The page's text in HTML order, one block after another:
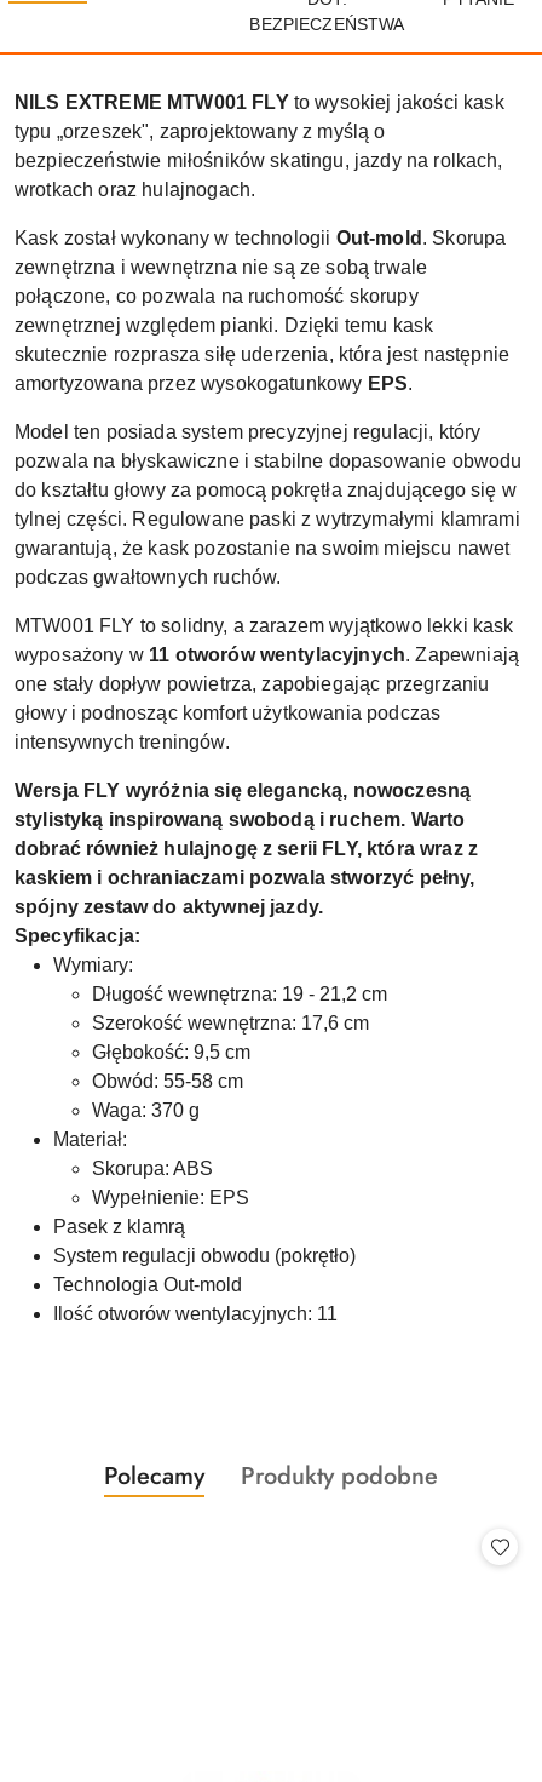
BEZPIECZEŃSTWA
NILS EXTREME MTW001 FLY to wysokiej jakości kask
typu „orzeszek", zaprojektowany z myślą o
bezpieczeństwie miłośników skatingu, jazdy na rolkach,
wrotkach oraz hulajnogach.
Kask został wykonany w technologii Out-mold . Skorupa
zewnętrzna i wewnętrzna nie są ze sobą trwale
połączone, co pozwala na ruchomość skorupy
zewnętrznej względem pianki. Dzięki temu kask
skutecznie rozprasza siłę uderzenia, która jest następnie
amortyzowana przez wysokogatunkowy EPS.
Model ten posiada system precyzyjnej regulacji, który
pozwala na błyskawiczne i stabilne dopasowanie obwodu
do kształtu głowy za pomocą pokrętła znajdującego się w
tylnej części. Regulowane paski z wytrzymałymi klamrami
gwarantują, że kask pozostanie na swoim miejscu nawet
podczas gwałtownych ruchów.
MTW001 FLY to solidny, a zarazem wyjątkowo lekki kask
wyposażony w 11 otworów wentylacyjnych. Zapewniają
one stały dopływ powietrza, zapobiegając przegrzaniu
głowy i podnosząc komfort użytkowania podczas
intensywnych treningów.
Wersja FLY wyróżnia się elegancką, nowoczesną
stylistyką inspirowaną swobodą i ruchem. Warto
dobrać również hulajnogę z serii FLY, która wraz z
kaskiem i ochraniaczami pozwala stworzyć pełny,
spójny zestaw do aktywnej jazdy.
Specyfikacja:
Wymiary:
Długość wewnętrzna: 19 - 21,2 cm
Szerokość wewnętrzna: 17,6 cm
Głębokość: 9,5 cm
Obwód: 55-58 cm
Waga: 370 g
Materiał:
Skorupa: ABS
Wypełnienie: EPS
Pasek z klamrą
System regulacji obwodu (pokrętło)
Technologia Out-mold
Ilość otworów wentylacyjnych: 11
Pomiń karuzelę produktów
Produkty
o
Polecamy
Produkty
Produkty podobne